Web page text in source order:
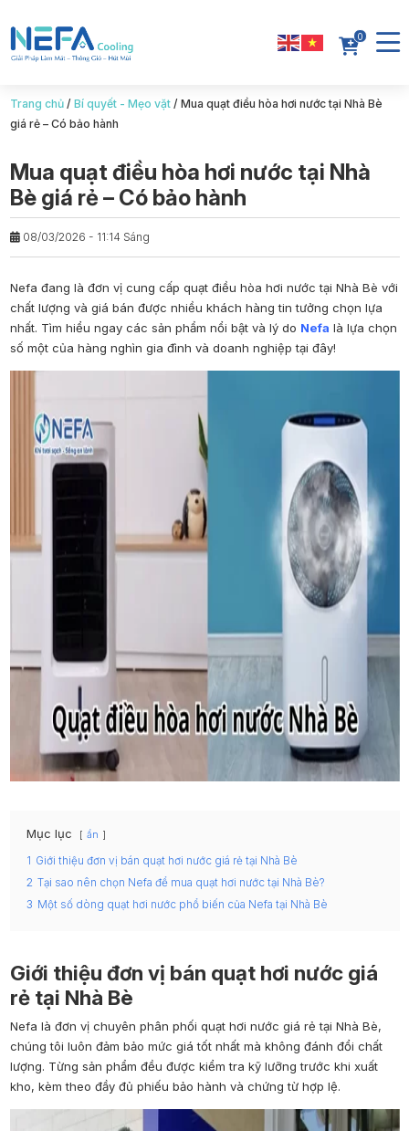
0
Trang chủ/ Bí quyết - Mẹo vặt/ Mua quạt điều hòa hơi nước tại Nhà Bè
giá rẻ – Có bảo hành
Mua quạt điều hòa hơi nước tại Nhà
Bè giá rẻ – Có bảo hành
08/03/2026 - 11:14 Sáng
Nefa đang là đơn vị cung cấp quạt điều hòa hơi nước tại Nhà Bè với
chất lượng và giá bán được nhiều khách hàng tin tưởng chọn lựa
nhất. Tìm hiểu ngay các sản phẩm nổi bật và lý do Nefa là lựa chọn
số một của hàng nghìn gia đình và doanh nghiệp tại đây!
Mục lục ẩn
1 Giới thiệu đơn vị bán quạt hơi nước giá rẻ tại Nhà Bè
2 Tại sao nên chọn Nefa để mua quạt hơi nước tại Nhà Bè?
3 Một số dòng quạt hơi nước phổ biến của Nefa tại Nhà Bè
Giới thiệu đơn vị bán quạt hơi nước giá
rẻ tại Nhà Bè
Nefa là đơn vị chuyên phân phối quạt hơi nước giá rẻ tại Nhà Bè,
chúng tôi luôn đảm bảo mức giá tốt nhất mà không đánh đổi chất
lượng. Từng sản phẩm đều được kiểm tra kỹ lưỡng trước khi xuất
kho, kèm theo đầy đủ phiếu bảo hành và chứng từ hợp lệ.